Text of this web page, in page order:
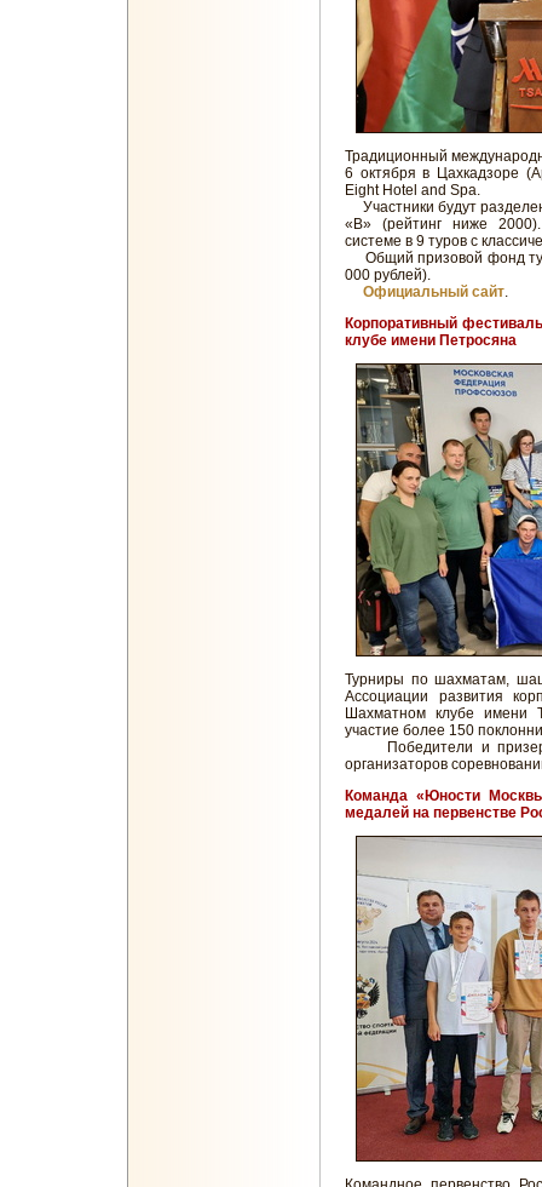
Традиционный
6 октября в Цахкадзоре
Eight Hotel and Spa.
Участники будут
«В» (рейтинг ниже
системе в 9 туров с
Общий призовой фонд
000 рублей).
Официальный сайт.
Корпоративный
клубе имени Петросяна
Турниры по шахматам,
Ассоциации развития
Шахматном клубе имени
участие более 150
Победители и
организаторов
Команда «Юности
медалей на первенстве